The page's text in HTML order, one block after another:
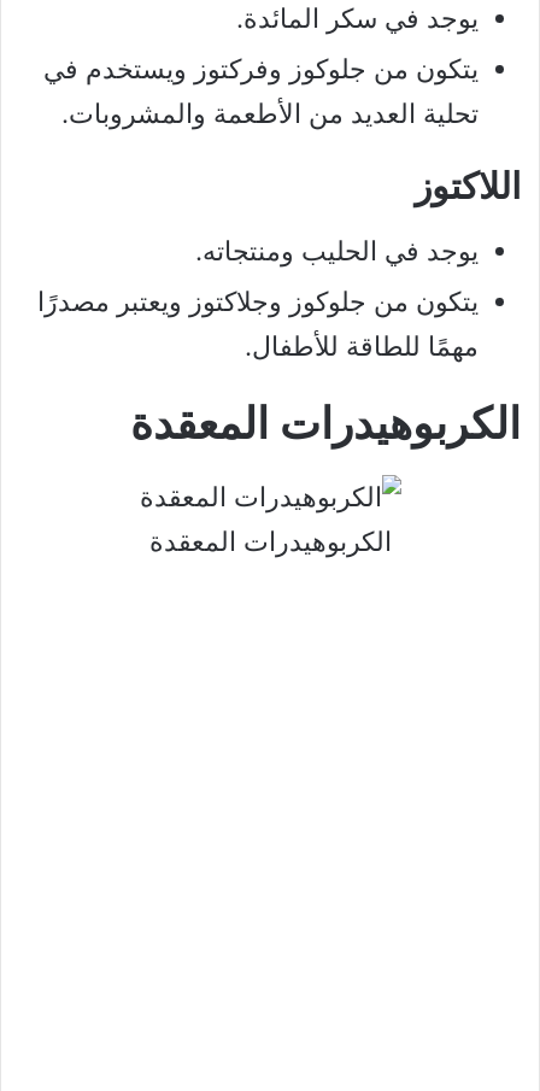
يوجد في سكر المائدة.
يتكون من جلوكوز وفركتوز ويستخدم في
تحلية العديد من الأطعمة والمشروبات.
اللاكتوز
يوجد في الحليب ومنتجاته.
يتكون من جلوكوز وجلاكتوز ويعتبر مصدرًا
مهمًا للطاقة للأطفال.
الكربوهيدرات المعقدة
الكربوهيدرات المعقدة